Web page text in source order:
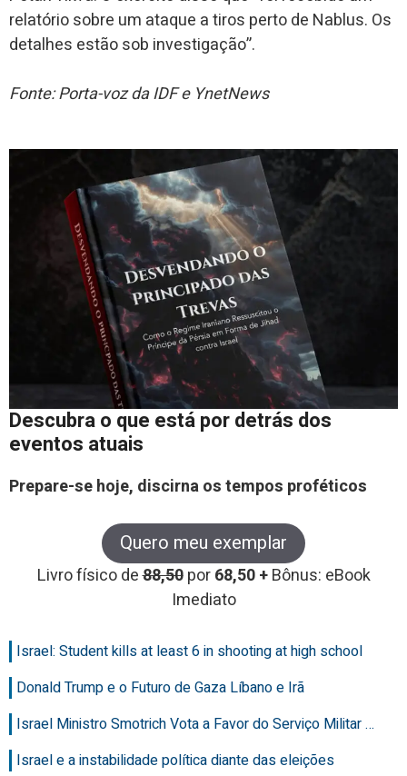
relatório sobre um ataque a tiros perto de Nablus. Os
detalhes estão sob investigação”.
Fonte: Porta-voz da IDF e YnetNews
Descubra o que está por detrás dos
eventos atuais
Prepare-se hoje, discirna os tempos proféticos
Quero meu exemplar
Livro físico de88,50 por68,50 +Bônus: eBook
Imediato
Israel: Student kills at least 6 in shooting at high school
Donald Trump e o Futuro de Gaza Líbano e Irã
Israel Ministro Smotrich Vota a Favor do Serviço Militar …
Israel e a instabilidade política diante das eleições